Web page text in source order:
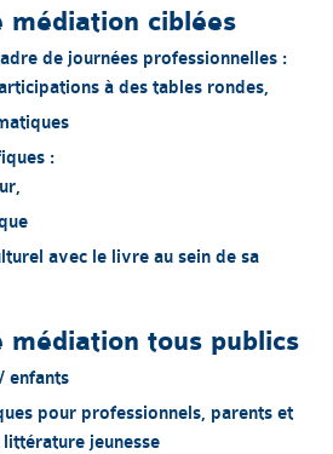
médiation ciblées
de journées professionnelles :
à des tables rondes,
:
avec le livre au sein de sa
médiation tous publics
enfants
pour professionnels, parents et
jeunesse